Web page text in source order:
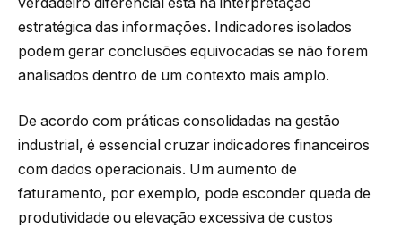
estratégica das informações. Indicadores isolados
podem gerar conclusões equivocadas se não forem
analisados dentro de um contexto mais amplo.
De acordo com práticas consolidadas na gestão
industrial, é essencial cruzar indicadores financeiros
com dados operacionais. Um aumento de
faturamento, por exemplo, pode esconder queda de
produtividade ou elevação excessiva de custos